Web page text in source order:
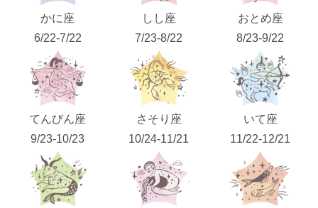
かに座
6/22-7/22
しし座
7/23-8/22
おとめ座
8/23-9/22
てんびん座
9/23-10/23
さそり座
10/24-11/21
いて座
11/22-12/21